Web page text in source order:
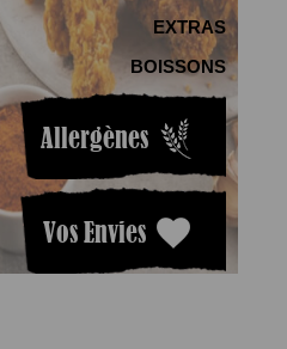
EXTRAS
BOISSONS
Allergènes
Vos Envies